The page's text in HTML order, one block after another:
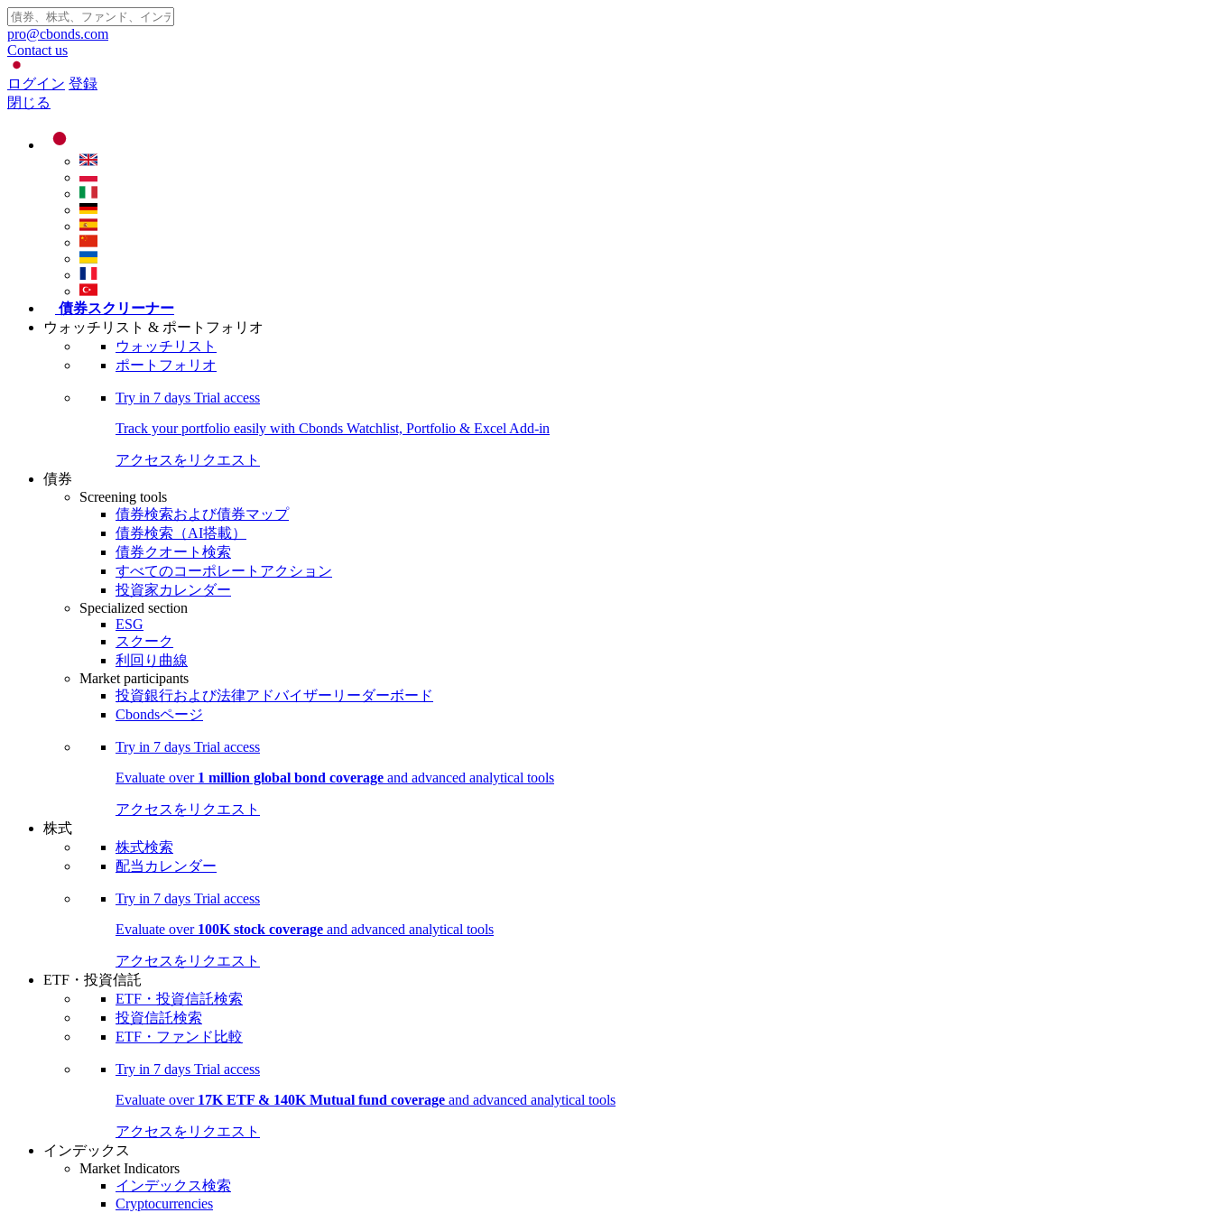
pro@cbonds.com
Contact us
ログイン 登録
閉じる
債券スクリーナー
ウォッチリスト & ポートフォリオ
ウォッチリスト
ポートフォリオ
Try in 7 days Trial access
Track your portfolio easily with Cbonds Watchlist, Portfolio & Excel Add-in
アクセスをリクエスト
債券
Screening tools
債券検索および債券マップ
債券検索（AI搭載）
債券クオート検索
すべてのコーポレートアクション
投資家カレンダー
Specialized section
ESG
スクーク
利回り曲線
Market participants
投資銀行および法律アドバイザーリーダーボード
Cbondsページ
Try in 7 days Trial access
Evaluate over 1 million global bond coverage and advanced analytical tools
アクセスをリクエスト
株式
株式検索
配当カレンダー
Try in 7 days Trial access
Evaluate over 100K stock coverage and advanced analytical tools
アクセスをリクエスト
ETF・投資信託
ETF・投資信託検索
投資信託検索
ETF・ファンド比較
Try in 7 days Trial access
Evaluate over 17K ETF & 140K Mutual fund coverage and advanced analytical tools
アクセスをリクエスト
インデックス
Market Indicators
インデックス検索
Cryptocurrencies